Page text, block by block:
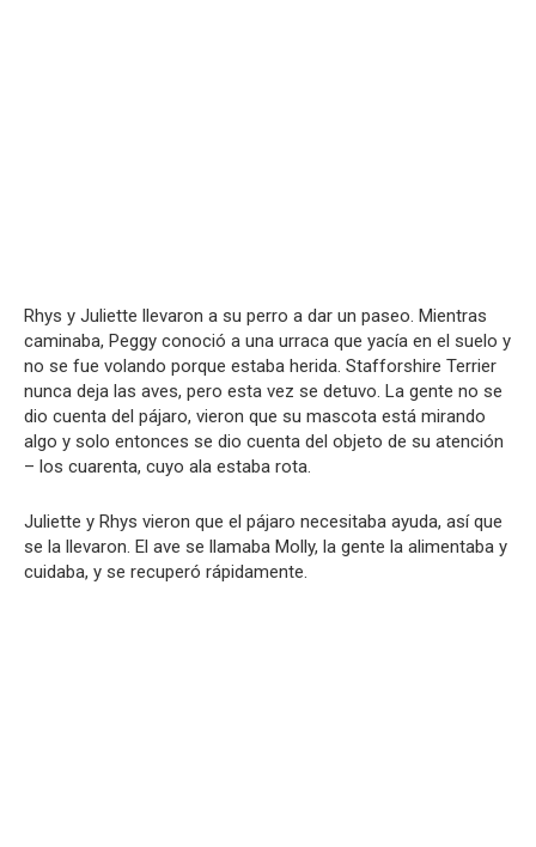
Rhys y Juliette llevaron a su perro a dar un paseo. Mientras
caminaba, Peggy conoció a una urraca que yacía en el suelo y
no se fue volando porque estaba herida. Stafforshire Terrier
nunca deja las aves, pero esta vez se detuvo. La gente no se
dio cuenta del pájaro, vieron que su mascota está mirando
algo y solo entonces se dio cuenta del objeto de su atención
– los cuarenta, cuyo ala estaba rota.
Juliette y Rhys vieron que el pájaro necesitaba ayuda, así que
se la llevaron. El ave se llamaba Molly, la gente la alimentaba y
cuidaba, y se recuperó rápidamente.